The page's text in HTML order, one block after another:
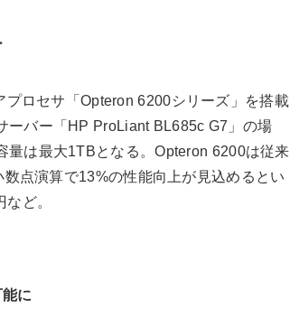
ロセサ「Opteron 6200シリーズ」を搭載
ーバー「HP ProLiant BL685c G7」の場
量は最大1TBとなる。Opteron 6200は従来
点演算で13%の性能向上が見込めるとい
ど。
に